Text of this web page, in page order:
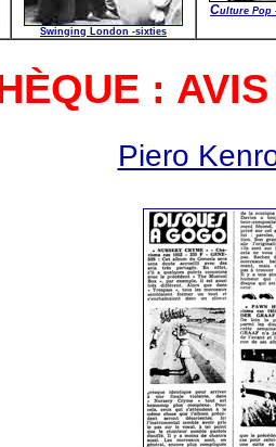
Swinging London -sixties
Culture Pop
:
Piero